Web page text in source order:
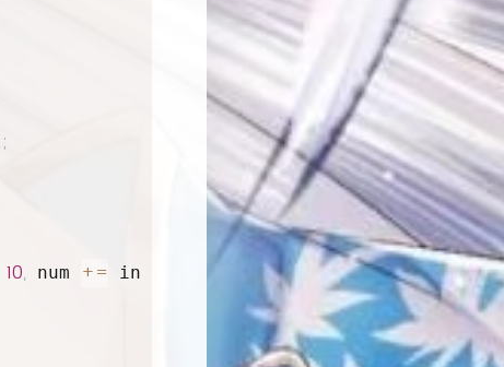
;
10, num += in